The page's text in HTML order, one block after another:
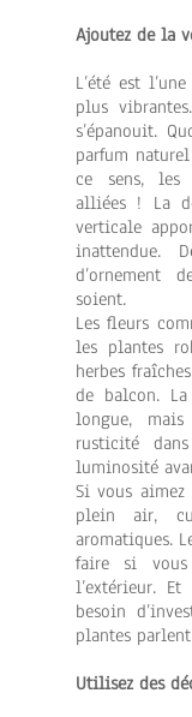
Ajoutez de la
L’été est
plus
s’épanouit.
parfum
ce sens, les
alliées ! La
verticale
inattendue.
d’ornement
soient.
Les fleurs
les plantes
herbes
de balcon.
longue,
rusticité
luminosité
Si vous
plein air,
aromatiques.
faire si
l’extérieur.
besoin
plantes
Utilisez des